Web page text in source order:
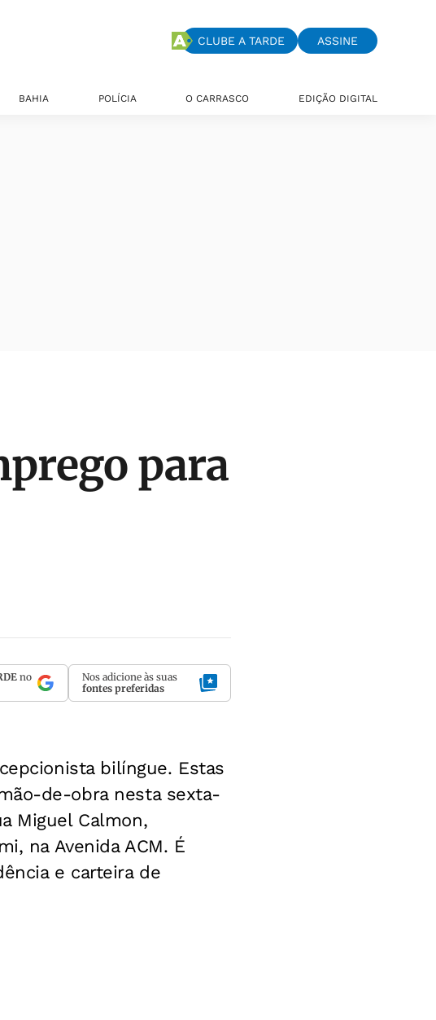
CLUBE A TARDE ASSINE
BAHIA POLÍCIA O CARRASCO EDIÇÃO DIGITAL
para
no
Nos adicione às suas
fontes preferidas
bilíngue. Estas
de-obra nesta sexta-
Miguel Calmon,
na Avenida ACM. É
e carteira de